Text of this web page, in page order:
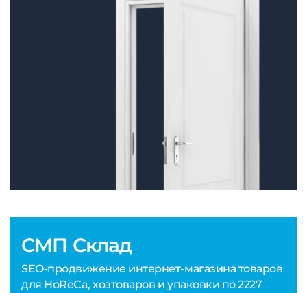
СМП Склад
SEO-продвижение интернет-магазина товаров
для HoReCa, хозтоваров и упаковки по 2227